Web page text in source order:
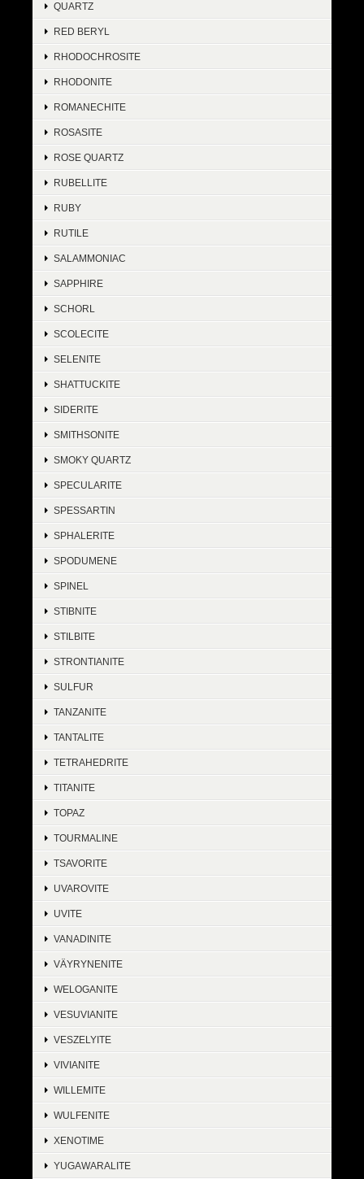
QUARTZ
RED BERYL
RHODOCHROSITE
RHODONITE
ROMANECHITE
ROSASITE
ROSE QUARTZ
RUBELLITE
RUBY
RUTILE
SALAMMONIAC
SAPPHIRE
SCHORL
SCOLECITE
SELENITE
SHATTUCKITE
SIDERITE
SMITHSONITE
SMOKY QUARTZ
SPECULARITE
SPESSARTIN
SPHALERITE
SPODUMENE
SPINEL
STIBNITE
STILBITE
STRONTIANITE
SULFUR
TANZANITE
TANTALITE
TETRAHEDRITE
TITANITE
TOPAZ
TOURMALINE
TSAVORITE
UVAROVITE
UVITE
VANADINITE
VÄYRYNENITE
WELOGANITE
VESUVIANITE
VESZELYITE
VIVIANITE
WILLEMITE
WULFENITE
XENOTIME
YUGAWARALITE